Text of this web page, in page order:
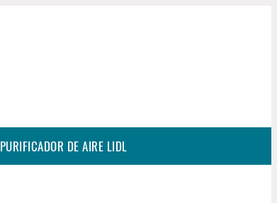
PURIFICADOR DE AIRE LIDL